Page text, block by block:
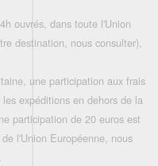
ouvrés, dans toute l'Union
destination, nous consulter),
une participation aux frais
expéditions en dehors de la
participation de 20 euros est
l'Union Européenne, nous